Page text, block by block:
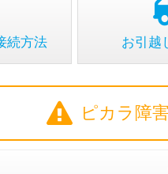
続方法 お引越
ピカラ障